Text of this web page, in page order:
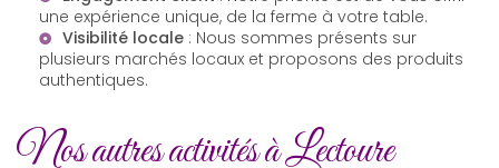
une expérience unique, de la ferme à votre table.
Visibilité locale : Nous sommes présents sur
plusieurs marchés locaux et proposons des produits
authentiques.
Nos autres activités à Lectoure